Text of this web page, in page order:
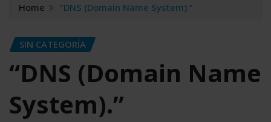
Home “DNS (Domain Name System).”
SIN CATEGORÍA
“DNS (Domain Name
System).”